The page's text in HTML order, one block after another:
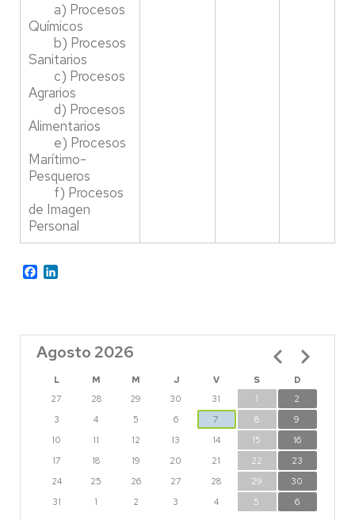
a) Procesos
Químicos
b) Procesos
Sanitarios
c) Procesos
Agrarios
d) Procesos
Alimentarios
e) Procesos
Marítimo-
Pesqueros
f) Procesos
de Imagen
Personal
Facebook
Agosto 2026
L M M J V S
D
27
28 29 30 31 1
2
3
4 5 6 7 8
9
10
11 12 13 14 15
16
17
18 19 20 21 22
23
24
25 26 27 28 29
30
31
1 2 3 4 5 6
Paginación